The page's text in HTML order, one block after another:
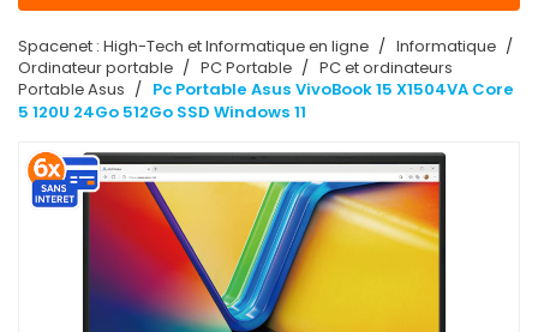
Spacenet : High-Tech et Informatique en ligne
Informatique
Ordinateur portable
PC Portable
PC et ordinateurs
Portable Asus
Pc Portable Asus VivoBook 15 X1504VA Core
5 120U 24Go 512Go SSD Windows 11